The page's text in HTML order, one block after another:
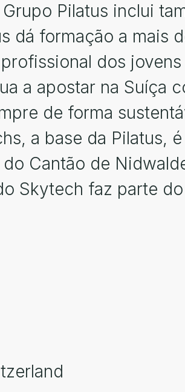
Pilatus inclui
dá formação a mais
dos
a apostar na Suíça
de forma
a base da Pilatus,
Cantão de
Skytech faz parte